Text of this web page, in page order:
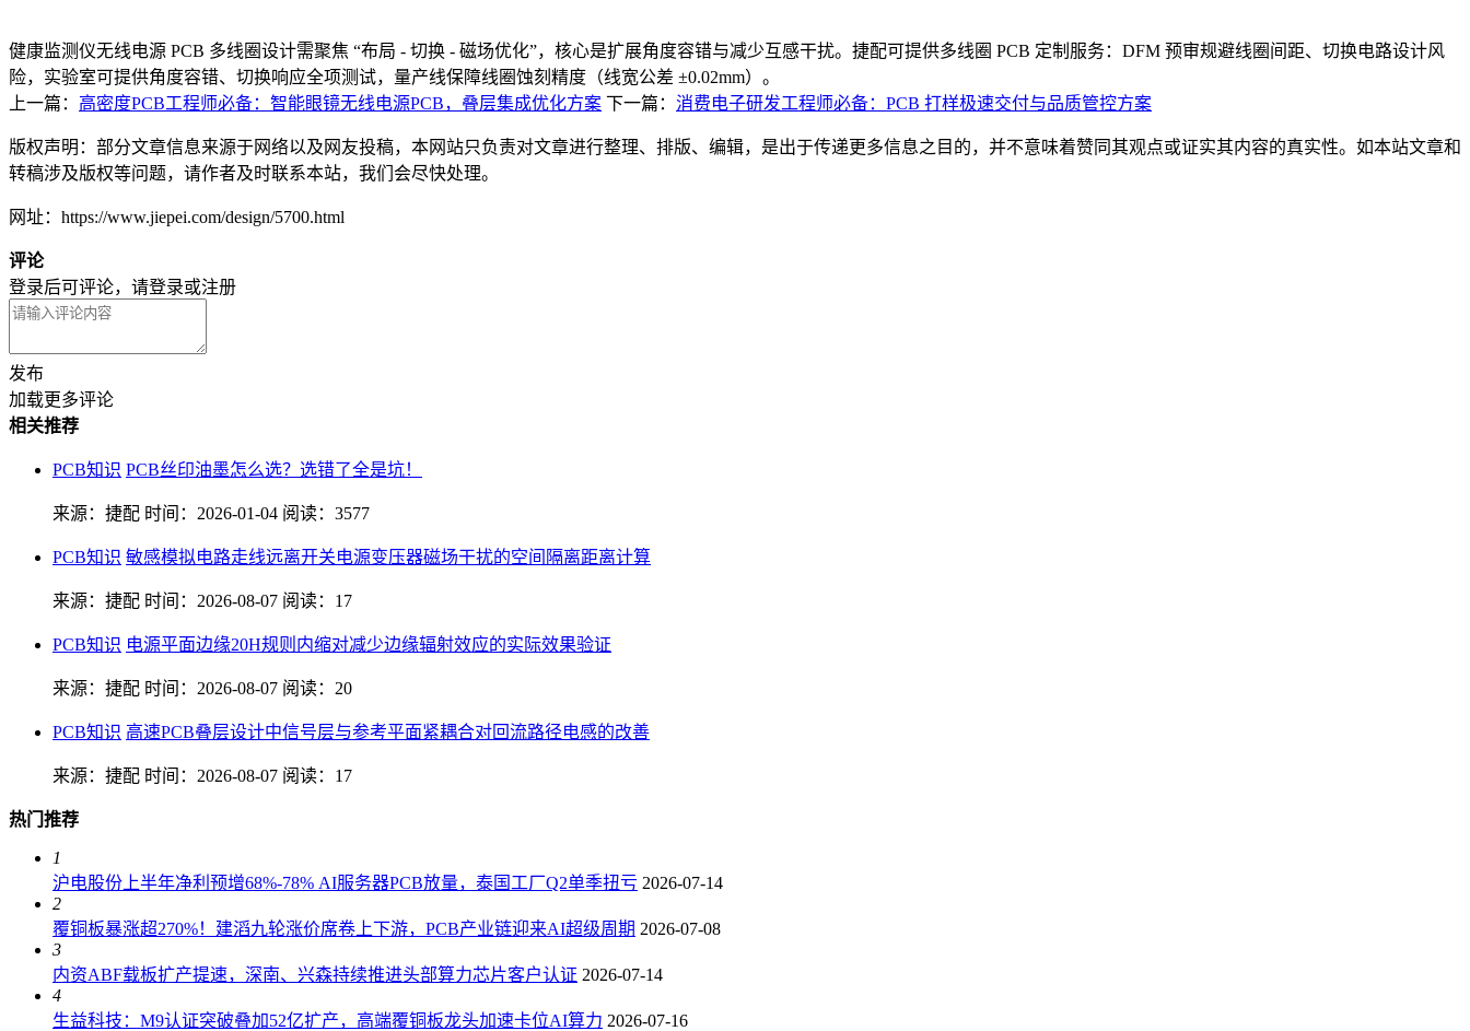
健康监测仪无线电源 PCB 多线圈设计需聚焦 “布局 - 切换 - 磁场优化”，核心是扩展角度容错与减少互感干扰。捷配可提供多线圈 PCB 定制服务：DFM 预审规避线圈间距、切换电路设计风
险，实验室可提供角度容错、切换响应全项测试，量产线保障线圈蚀刻精度（线宽公差 ±0.02mm）。
上一篇： 高密度PCB工程师必备：智能眼镜无线电源PCB，叠层集成优化方案 下一篇： 消费电子研发工程师必备：PCB 打样极速交付与品质管控方案
版权声明：部分文章信息来源于网络以及网友投稿，本网站只负责对文章进行整理、排版、编辑，是出于传递更多信息之目的，并不意味着赞同其观点或证实其内容的真实性。如本站文章和
转稿涉及版权等问题，请作者及时联系本站，我们会尽快处理。
网址：https://www.jiepei.com/design/5700.html
评论
登录后可评论，请登录或注册
发布
加载更多评论
相关推荐
PCB知识 PCB丝印油墨怎么选？选错了全是坑！
来源：捷配 时间：2026-01-04 阅读：3577
PCB知识 敏感模拟电路走线远离开关电源变压器磁场干扰的空间隔离距离计算
来源：捷配 时间：2026-08-07 阅读：17
PCB知识 电源平面边缘20H规则内缩对减少边缘辐射效应的实际效果验证
来源：捷配 时间：2026-08-07 阅读：20
PCB知识 高速PCB叠层设计中信号层与参考平面紧耦合对回流路径电感的改善
来源：捷配 时间：2026-08-07 阅读：17
热门推荐
1
沪电股份上半年净利预增68%-78% AI服务器PCB放量，泰国工厂Q2单季扭亏 2026-07-14
2
覆铜板暴涨超270%！建滔九轮涨价席卷上下游，PCB产业链迎来AI超级周期 2026-07-08
3
内资ABF载板扩产提速，深南、兴森持续推进头部算力芯片客户认证 2026-07-14
4
生益科技：M9认证突破叠加52亿扩产，高端覆铜板龙头加速卡位AI算力 2026-07-16